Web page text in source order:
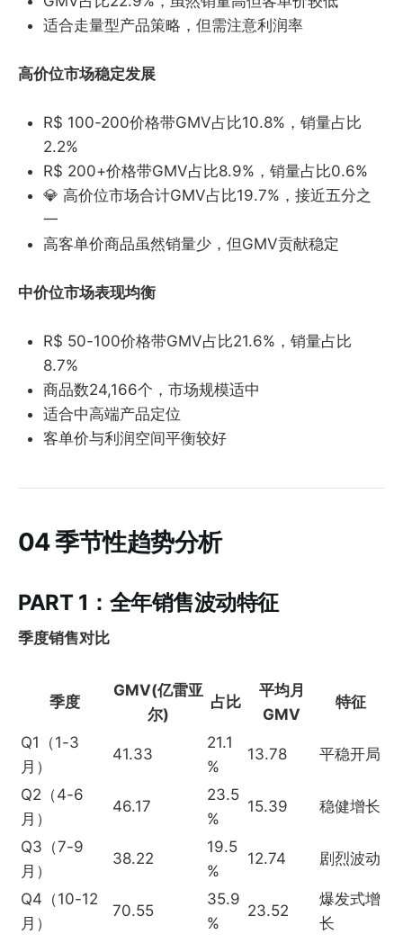
适合走量型产品策略，但需注意利润率
高价位市场稳定发展
R$ 100-200价格带GMV占比10.8%，销量占比
2.2%
R$ 200+价格带GMV占比8.9%，销量占比0.6%
💎 高价位市场合计GMV占比19.7%，接近五分之
一
高客单价商品虽然销量少，但GMV贡献稳定
中价位市场表现均衡
R$ 50-100价格带GMV占比21.6%，销量占比
8.7%
商品数24,166个，市场规模适中
适合中高端产品定位
客单价与利润空间平衡较好
04 季节性趋势分析
PART 1：全年销售波动特征
季度销售对比
季度
GMV(亿雷亚
尔)
占比
平均月
GMV
特征
Q1（1-3
月）
41.33
21.1
%
13.78 平稳开局
Q2（4-6
月）
46.17
23.5
%
15.39 稳健增长
Q3（7-9
月）
38.22
19.5
%
12.74 剧烈波动
Q4（10-12
月）
70.55
35.9
%
23.52
爆发式增
长